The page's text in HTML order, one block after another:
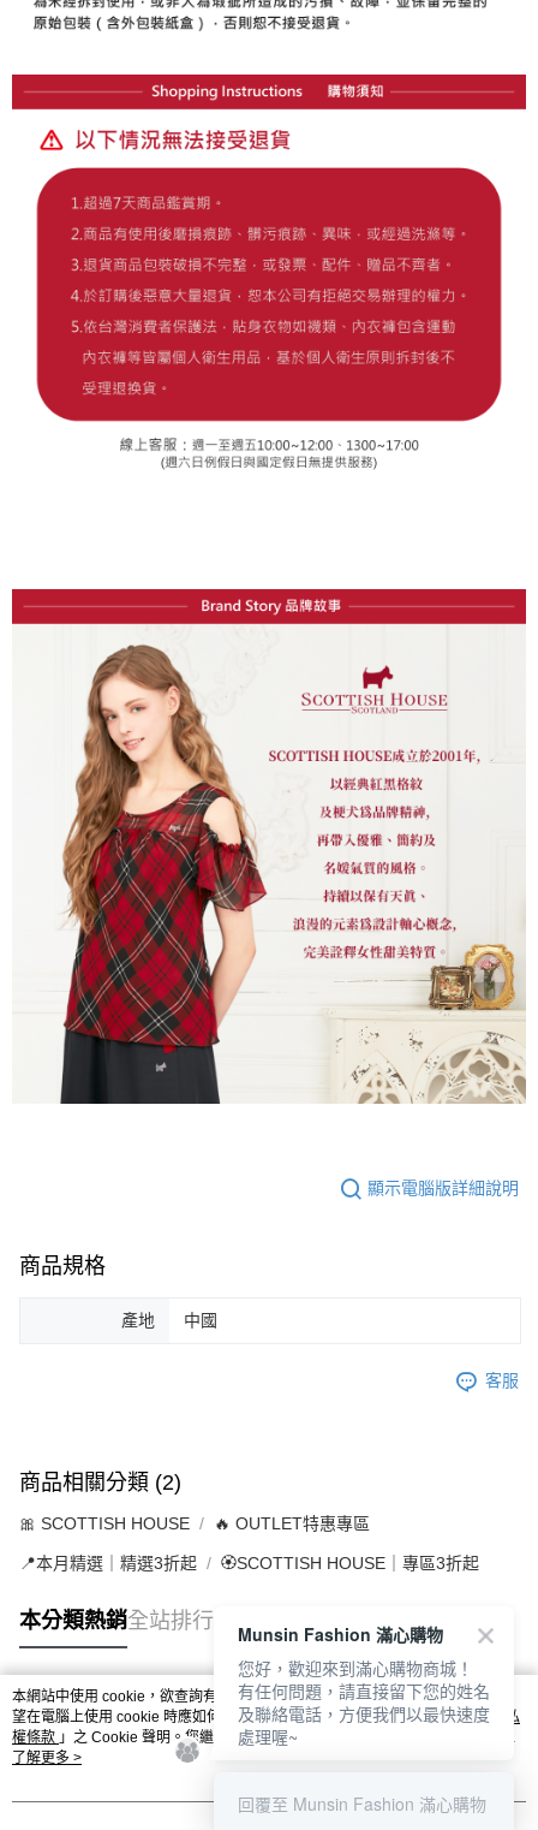
顯示電腦版詳細說明
商品規格
產地 中國
客服
商品相關分類 (2)
🎀 SCOTTISH HOUSE 🔥 OUTLET特惠專區
📍本月精選｜精選3折起 🏵️SCOTTISH HOUSE｜專區3折起
本分類熱銷全站排行
熱門標籤
本網站中使用 cookie，欲查詢有關本網站使用 cookie 方式之詳情，及若您不希
望在電腦上使用 cookie 時應如何變更電腦的 cookie 設定，請參閱本網站「
隱私
權條款 」之 Cookie 聲明。您繼續使用本網站即表示您同意本公司得按本網站使
用條款之 Cookie 聲明使用 cookie。
了解更多 >
Munsin Fashion 滿心購物
您好，歡迎來到滿心購物商城！
有任何問題，請直接留下您的姓名
及聯絡電話，方便我們以最快速度
處理喔~
回覆至 Munsin Fashion 滿心購物